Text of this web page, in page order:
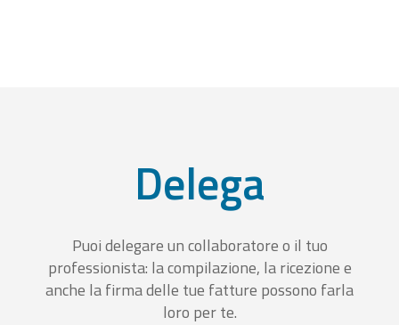
Delega
Puoi delegare un collaboratore o il tuo
professionista: la compilazione, la ricezione e
anche la firma delle tue fatture possono farla
loro per te.